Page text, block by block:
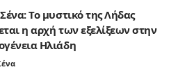
Σένα: Το μυστικό της Λήδας
η αρχή των εξελίξεων στην
Ηλιάδη